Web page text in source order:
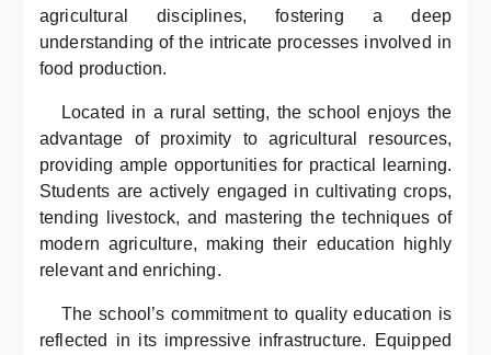
agricultural disciplines, fostering a deep
understanding of the intricate processes involved in
food production.
Located in a rural setting, the school enjoys the
advantage of proximity to agricultural resources,
providing ample opportunities for practical learning.
Students are actively engaged in cultivating crops,
tending livestock, and mastering the techniques of
modern agriculture, making their education highly
relevant and enriching.
The school’s commitment to quality education is
reflected in its impressive infrastructure. Equipped